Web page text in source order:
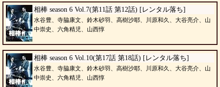
相棒 season 6 Vol.7(第11話 第12話) [レンタル落ち]
水谷豊、寺脇康文、鈴木砂羽、高樹沙耶、川原和久、大谷亮介、山
中崇史、六角精児、山西惇
相棒 season 6 Vol.10(第17話 第18話) [レンタル落ち]
水谷豊、寺脇康文、鈴木砂羽、高樹沙耶、川原和久、大谷亮介、山
中崇史、六角精児、山西惇